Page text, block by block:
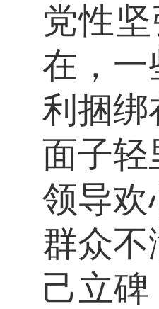
党性
在，一
利捆绑
面子轻
领导欢
群众不
己立碑